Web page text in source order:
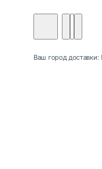
Ваш город доставки: